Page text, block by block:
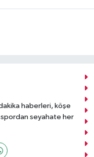
haberleri, köşe
spordan seyahate her